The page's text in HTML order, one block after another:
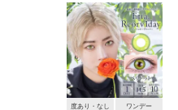
度あり・なし ワンデー